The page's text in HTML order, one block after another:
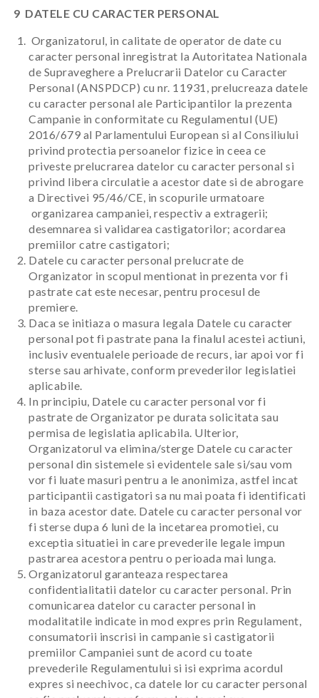
9 DATELE CU CARACTER PERSONAL
Organizatorul, in calitate de operator de date cu
caracter personal inregistrat la Autoritatea Nationala
de Supraveghere a Prelucrarii Datelor cu Caracter
Personal (ANSPDCP) cu nr. 11931, prelucreaza datele
cu caracter personal ale Participantilor la prezenta
Campanie in conformitate cu Regulamentul (UE)
2016/679 al Parlamentului European si al Consiliului
privind protectia persoanelor fizice in ceea ce
priveste prelucrarea datelor cu caracter personal si
privind libera circulatie a acestor date si de abrogare
a Directivei 95/46/CE, in scopurile urmatoare
organizarea campaniei, respectiv a extragerii;
desemnarea si validarea castigatorilor; acordarea
premiilor catre castigatori;
Datele cu caracter personal prelucrate de
Organizator in scopul mentionat in prezenta vor fi
pastrate cat este necesar, pentru procesul de
premiere.
Daca se initiaza o masura legala Datele cu caracter
personal pot fi pastrate pana la finalul acestei actiuni,
inclusiv eventualele perioade de recurs, iar apoi vor fi
sterse sau arhivate, conform prevederilor legislatiei
aplicabile.
In principiu, Datele cu caracter personal vor fi
pastrate de Organizator pe durata solicitata sau
permisa de legislatia aplicabila. Ulterior,
Organizatorul va elimina/sterge Datele cu caracter
personal din sistemele si evidentele sale si/sau vom
vor fi luate masuri pentru a le anonimiza, astfel incat
participantii castigatori sa nu mai poata fi identificati
in baza acestor date. Datele cu caracter personal vor
fi sterse dupa 6 luni de la incetarea promotiei, cu
exceptia situatiei in care prevederile legale impun
pastrarea acestora pentru o perioada mai lunga.
Organizatorul garanteaza respectarea
confidentialitatii datelor cu caracter personal. Prin
comunicarea datelor cu caracter personal in
modalitatile indicate in mod expres prin Regulament,
consumatorii inscrisi in campanie si castigatorii
premiilor Campaniei sunt de acord cu toate
prevederile Regulamentului si isi exprima acordul
expres si neechivoc, ca datele lor cu caracter personal